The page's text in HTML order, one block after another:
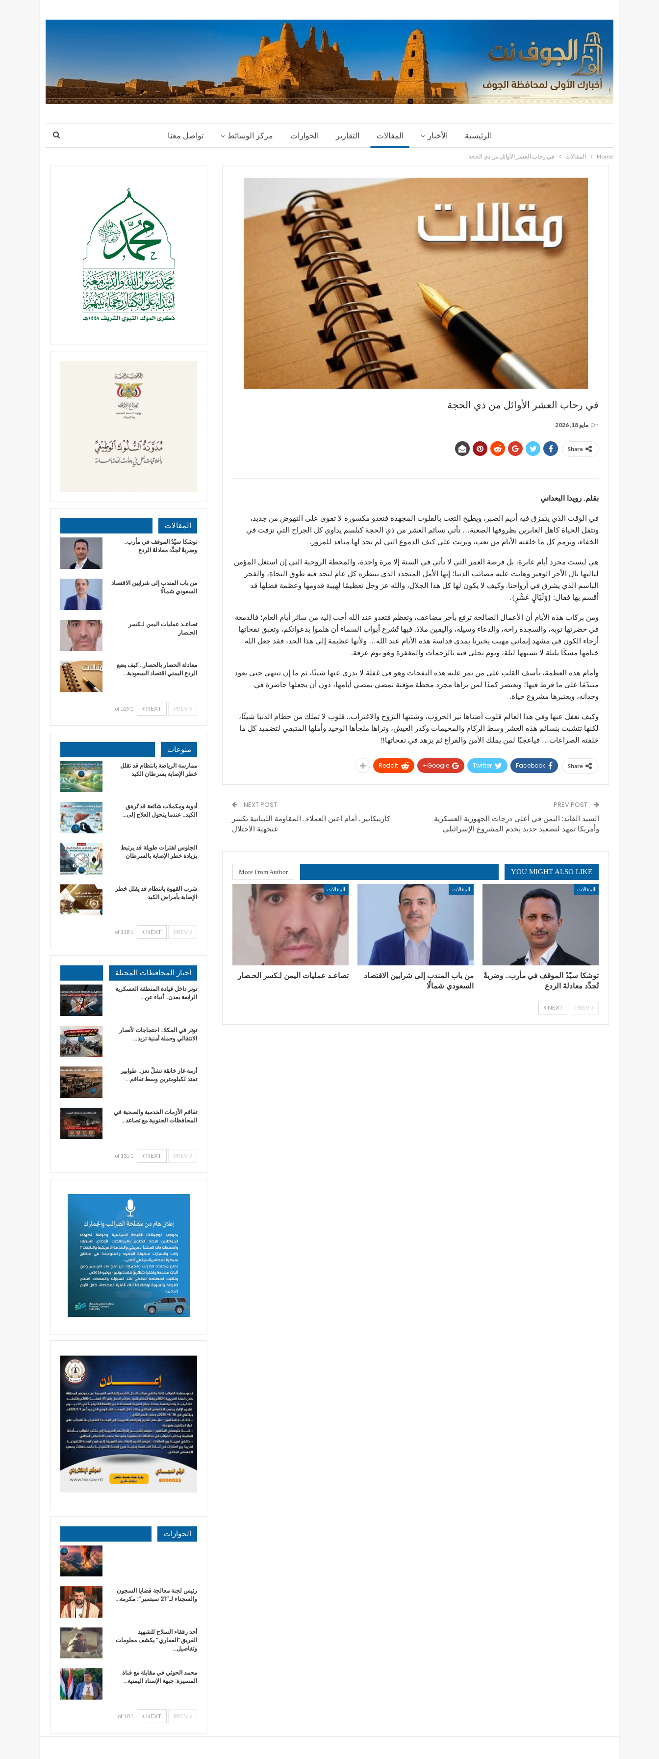
الرئيسية الأخبار المقالات التقارير الحوارات مركز الوسائط تواصل معنا
Home المقالات في رحاب العشر الأوائل من ذي الحجة
في رحاب العشر الأوائل من ذي الحجة
On مايو 18, 2026
Share
بقلم. رويدا البعداني
​في الوقت الذي يتمزق فيه أديم الصبر، ويطيح التعب بالقلوب المجهدة فتغدو مكسورة لا تقوى على النهوض من جديد،
وتثقل الحياة كاهل العابرين بظروفها الصعبة… تأتي نسائم العشر من ذي الحجة كبلسم يداوي كل الجراح التي نزفت في
الخفاء، ويرمم كل ما خلفته الأيام من تعب، ويربت على كتف الدموع التي لم تجد لها منافذ للمرور.
​هي ليست مجرد أيام عابرة، بل فرصة العمر التي لا تأتي في السنة إلا مرة واحدة، والمحطة الروحية التي إن استغل المؤمن
لياليها نال الأجر الوفير وهانت عليه مصائب الدنيا؛ إنها الأمل المتجدد الذي ننتظره كل عام لنجد فيه طوق النجاة، والفجر
الباسم الذي يشرق في أرواحنا. وكيف لا يكون لها كل هذا الجلال، والله عز وجل تعظيمًا لهيبة قدومها وعظمة فضلها قد
أقسم بها فقال: {وَلَيَالٍ عَشْرٍ}.
​ومن بركات هذه الأيام أن الأعمال الصالحة ترفع بأجر مضاعف، وتعظم فتغدو عند الله أحب إليه من سائر أيام العام؛ فالدمعة
في حضرتها توبة، والسجدة راحة، والدعاء وسيلة، واليقين ملاذ. فيها تُشرع أبواب السماء أن هلموا بدعواتكم، وتعبق نفحاتها
أرجاء الكون في مشهد إيماني مهيب يخبرنا بمدى قداسة هذه الأيام عند الله… ولأنها عظيمة إلى هذا الحد، فقد جعل الله
ختامها مسكًا بليلة لا تشبهها ليلة، ويوم تجلى فيه بالرحمات والمغفرة وهو يوم عرفة.
​وأمام هذه العظمة، يأسف القلب على من تمر عليه هذه النفحات وهو في غفلة لا يدري عنها شيئًا، ثم ما إن تنتهي حتى يعود
متندّمًا على ما فرط فيها؛ ويعتصر كمدًا لمن يراها مجرد محطة مؤقتة تمضي بمضي أيامها، دون أن يجعلها حاضرة في
وجدانه، ويعتبرها مشروع حياة.
​وكيف نغفل عنها وفي هذا العالم قلوب أضناها نير الحروب، وشتتها النزوح والاغتراب.. قلوب لا تملك من حطام الدنيا شيئًا،
لكنها تتشبث بنسائم هذه العشر وسط الركام والمخيمات وكدر العيش، وتراها ملجأها الوحيد وأملها المتبقي لتضميد كل ما
خلفته الصراعات… فياعجبًا لمن يملك الأمن والفراغ ثم يزهد في نفحاتها!!
Share
Facebook
Twitter
Google+
ReddIt
السيد القائد: اليمن في أعلى درجات الجهوزية العسكرية
وأمريكا تمهد لتصعيد جديد يخدم المشروع الإسرائيلي
NEXT POST
كاريبكاتير.. أمام اعين العملاء.. المقاومة اللبنانية تكسر
عنجهية الاحتلال
YOU MIGHT ALSO LIKE
More From Author
المقالات
توشكا سيّدُ الموقف في مأرب.. وضربةٌ
تُجدِّد معادلةَ الردع
المقالات
من باب المندب إلى شرايين الاقتصاد
السعودي شمالًا
المقالات
تصاعـد عمليات اليمن لـكسر الحـصار
NEXT
المقالات
توشكا سيّدُ الموقف في مأرب..
وضربةٌ تُجدِّد معادلةَ الردع
من باب المندب إلى شرايين الاقتصاد
السعودي شمالًا
تصاعـد عمليات اليمن لـكسر
الحـصار
معادلة الحصار بالحصار.. كيف يضع
الردع اليمني اقتصاد السعودية…
NEXT
1 of 529
منوعات
ممارسة الرياضة بانتظام قد تقلل
خطر الإصابة بسرطان الكبد
أدوية ومكملات شائعة قد تُرهق
الكبد.. عندما يتحول العلاج إلى…
الجلوس لفترات طويلة قد يرتبط
بزيادة خطر الإصابة بالسرطان
شرب القهوة بانتظام قد يقلل خطر
الإصابة بأمراض الكبد
NEXT
1 of 118
أخبار المحافظات المحتلة
توتر داخل قيادة المنطقة العسكرية
الرابعة بعدن.. أنباء عن…
توتر في المكلا.. احتجاجات لأنصار
الانتقالي وحملة أمنية تزيد…
أزمة غاز خانقة تشلّ تعز.. طوابير
تمتد لكيلومترين وسط تفاقم…
تفاقم الأزمات الخدمية والصحية في
المحافظات الجنوبية مع تصاعد…
NEXT
1 of 135
الحوارات
رئيس لجنة معالجة قضايا السجون
والسجناء لـ”21 سبتمبر”: مكرمة…
أحد رفقاء السلاح للشهيد
الفريق”الغماري” يكشف معلومات
وتفاصيل…
محمد الحوثي في مقابلة مع قناة
المسيرة: جبهة الإسناد اليمنية…
NEXT
1 of 10